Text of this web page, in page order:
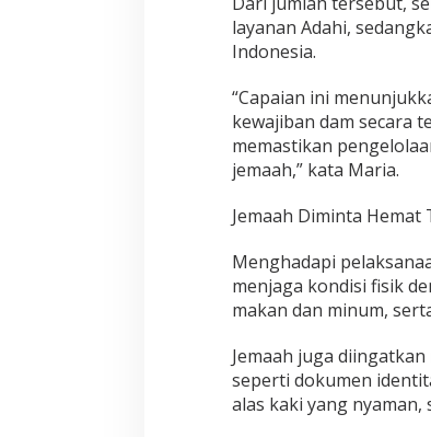
layanan Adahi,
Indonesia.
“Capaian ini
kewajiban dam secara
memastikan
jemaah,” kata Maria.
Jemaah Diminta Hemat
Menghadapi
menjaga kondisi fisik
makan dan minum,
Jemaah juga
seperti dokumen
alas kaki yang